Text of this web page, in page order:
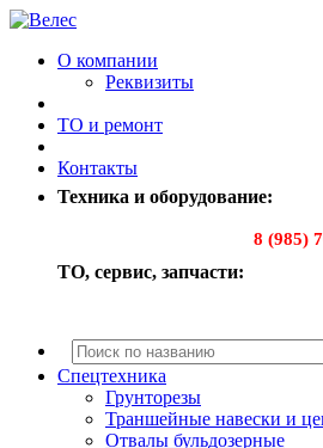
О компании
Реквизиты
ТО и ремонт
Контакты
Техника и оборудование:
8 (985)
ТО, сервис, запчасти:
Спецтехника
Грунторезы
Траншейные навески и
Отвалы бульдозерные